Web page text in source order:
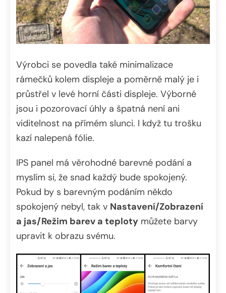
Výrobci se povedla také minimalizace
rámečků kolem displeje a poměrně malý je i
průstřel v levé horní části displeje. Výborné
jsou i pozorovací úhly a špatná není ani
viditelnost na přímém slunci. I když tu trošku
kazí nalepená fólie.
IPS panel má věrohodné barevné podání a
myslím si, že snad každý bude spokojený.
Pokud by s barevným podáním někdo
spokojený nebyl, tak v Nastavení/Zobrazení
a jas/Režim barev a teploty můžete barvy
upravit k obrazu svému.